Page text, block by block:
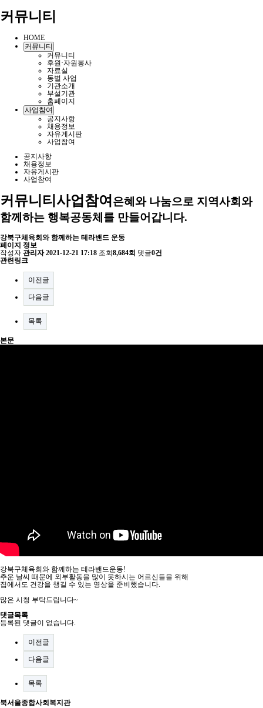
커뮤니티
HOME
커뮤니티
커뮤니티
후원·자원봉사
자료실
동별 사업
기관소개
부설기관
홈페이지
사업참여
공지사항
채용정보
자유게시판
사업참여
공지사항
채용정보
자유게시판
사업참여
커뮤니티 사업참여 은혜와 나눔으로 지역사회와
함께하는 행복공동체를 만들어갑니다.
강북구체육회와 함께하는 테라밴드 운동
페이지 정보
작성자 관리자 2021-12-21 17:18 조회 8,684회 댓글0건
관련링크
이전글
다음글
목록
본문
강북구체육회와 함께하는 테라밴드운동!
추운 날씨 때문에 외부활동을 많이 못하시는 어르신들을 위해
집에서도 건강을 챙길 수 있는 영상을 준비했습니다.
많은 시청 부탁드립니다~
댓글목록
등록된 댓글이 없습니다.
이전글
다음글
목록
북서울종합사회복지관